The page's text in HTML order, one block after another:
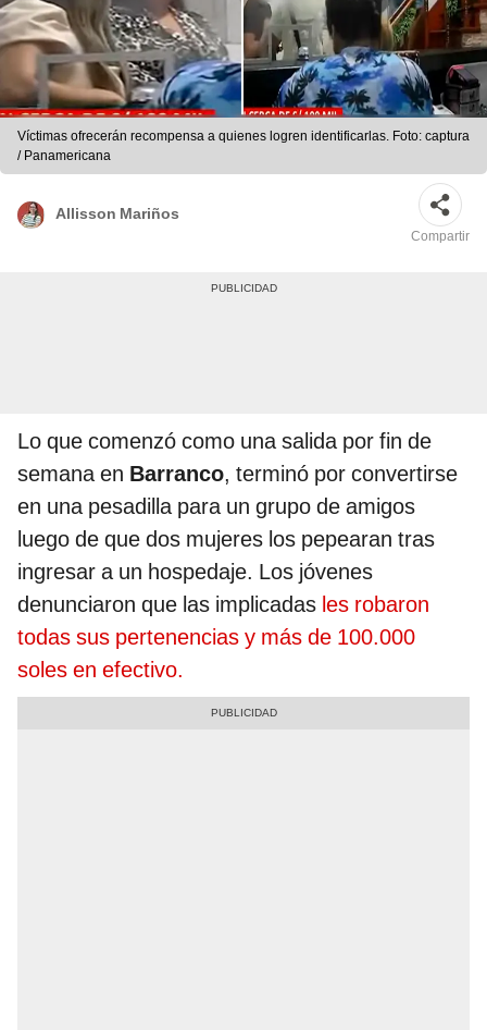
Víctimas ofrecerán recompensa a quienes logren identificarlas. Foto: captura
/ Panamericana
Allisson Mariños
Compartir
Lo que comenzó como una salida por fin de
semana en Barranco, terminó por convertirse
en una pesadilla para un grupo de amigos
luego de que dos mujeres los pepearan tras
ingresar a un hospedaje. Los jóvenes
denunciaron que las implicadas les robaron
todas sus pertenencias y más de 100.000
soles en efectivo.